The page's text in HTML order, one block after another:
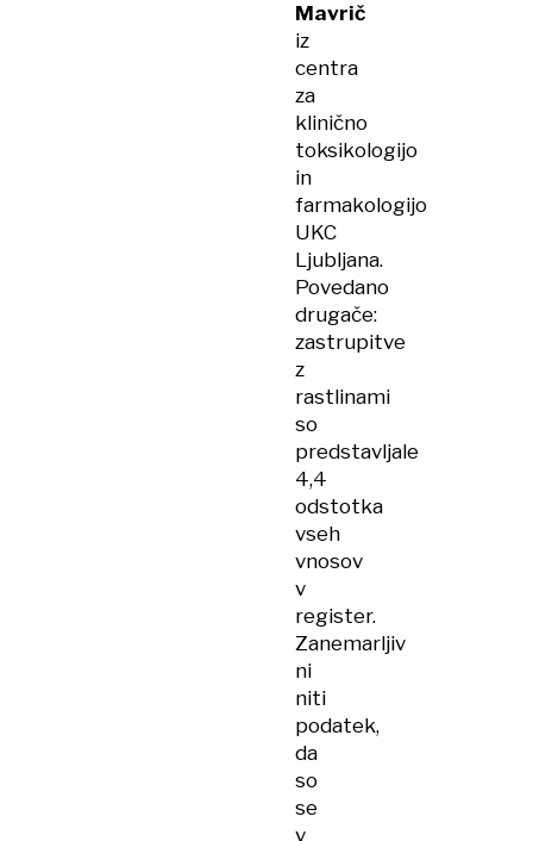
Mavrič
iz
centra
za
klinično
toksikologijo
in
farmakologijo
UKC
Ljubljana.
Povedano
drugače:
zastrupitve
z
rastlinami
so
predstavljale
4,4
odstotka
vseh
vnosov
v
register.
Zanemarljiv
ni
niti
podatek,
da
so
se
v